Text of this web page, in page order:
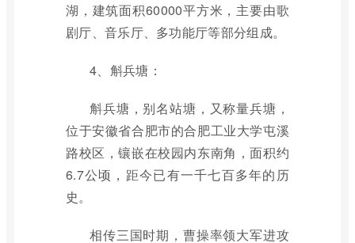
湖，建筑面积60000平方米，主要由歌
剧厅、音乐厅、多功能厅等部分组成。
4、斛兵塘：
斛兵塘，别名站塘，又称量兵塘，
位于安徽省合肥市的合肥工业大学屯溪
路校区，镶嵌在校园内东南角，面积约
6.7公顷，距今已有一千七百多年的历
史。
相传三国时期，曹操率领大军进攻